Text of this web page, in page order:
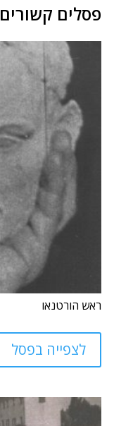
פסלים קשורים
ראש הורטנאו
לצפייה בפסל